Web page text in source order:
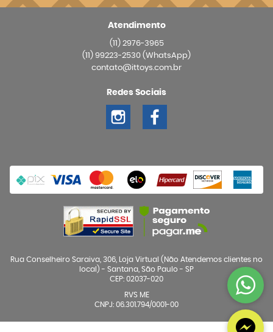
Atendimento
(11)2976-3965
(11) 99223-2530 (WhatsApp)
contato@ittoys.com.br
Redes Sociais
Rua Conselheiro Saraiva, 306, Loja Virtual (Não Atendemos clientes no
local) - Santana, São Paulo - SP
CEP: 02037-020
RVS ME
CNPJ: 06.301.794/0001-00